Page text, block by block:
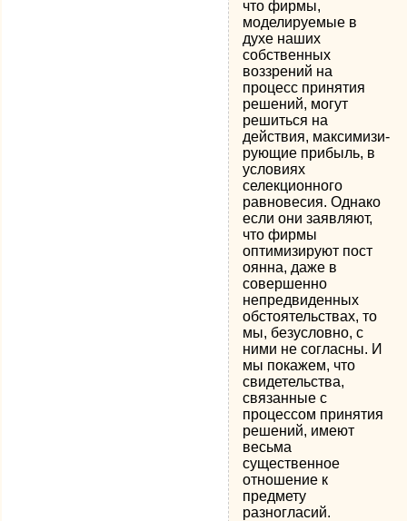
что фирмы,
моделируемые в
духе наших
собственных
воззрений на
процесс принятия
решений, могут
решиться на
действия, максимизи­
рующие прибыль, в
условиях
селекционного
равновесия. Одна­ко
если они заявляют,
что фирмы
оптимизируют пост
оянна, даже в
совершенно
непредвиденных
обстоятельствах, то
мы, безусловно, с
ними не согласны. И
мы покажем, что
свидетель­ства,
связанные с
процессом принятия
решений, имеют
весьма
существенное
отношение к
предмету
разногласий.